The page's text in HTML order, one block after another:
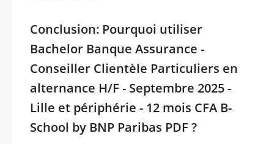
Conclusion: Pourquoi utiliser
Bachelor Banque Assurance -
Conseiller Clientèle Particuliers en
alternance H/F - Septembre 2025 -
Lille et périphérie - 12 mois CFA B-
School by BNP Paribas PDF ?